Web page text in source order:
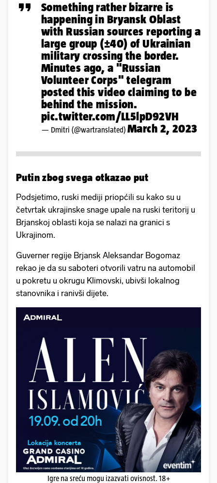
Something rather bizarre is
happening in Bryansk Oblast
with Russian sources reporting a
large group (±40) of Ukrainian
military crossing the border.
Minutes ago, a "Russian
Volunteer Corps" telegram
posted this video claiming to be
behind the mission.
pic.twitter.com/LL5lpD92VH
— Dmitri (@wartranslated) March 2, 2023
Putin zbog svega otkazao put
Podsjetimo, ruski mediji priopćili su kako su u
četvrtak ukrajinske snage upale na ruski teritorij u
Brjanskoj oblasti koja se nalazi na granici s
Ukrajinom.
Guverner regije Brjansk Aleksandar Bogomaz
rekao je da su saboteri otvorili vatru na automobil
u pokretu u okrugu Klimovski, ubivši lokalnog
stanovnika i ranivši dijete.
Igre na sreću mogu izazvati ovisnost. 18+